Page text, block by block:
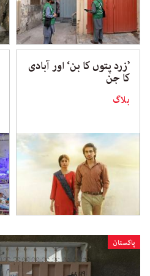
’زرد پتوں کا بن‘ اور آبادی
کا جن
بلاگ
پاکستان